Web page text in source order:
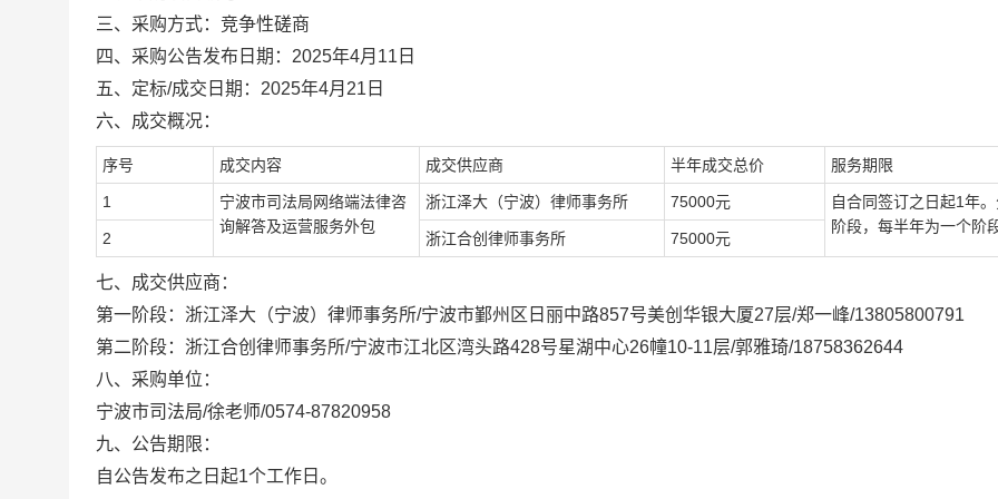
三、采购方式： 竞争性磋商
四、采购公告发布日期： 2025年4月 11 日
五、定标/成交日期： 2025年4月 21 日
六、 成交概况：
序号 成交内容 成交供应商 半年成交总价 服务期限
1
宁波市司法局网络端法律咨
询解答及运营服务外包
浙江泽大（宁波）律师事务所 75000元 自合同签订之日起1年
阶段，每半年为一个阶段
2 浙江合创律师事务所 75000元
七、 成交供应商 ：
第一阶段： 浙江泽大（宁波）律师事务所/宁波市鄞州区日丽中路857号美创华银大厦27层/郑一峰/13805800791
第二阶段： 浙江合创 律师事务所/宁波市江北区湾头路428号星湖中心26幢10-11层/郭雅琦/18758362644
八、采购单位：
宁波市司法局/徐老师/0574-87820958
九、公告期限：
自公告发布之日起1个工作日 。